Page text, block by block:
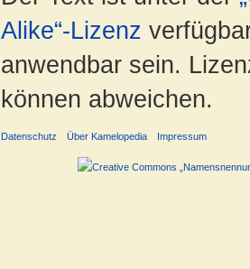
Alike“-Lizenz
anwendbar sein.
können abweichen.
Datenschutz Über Kamelopedia Impressum